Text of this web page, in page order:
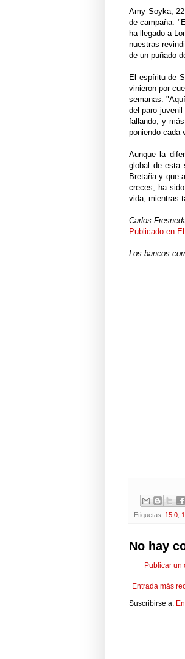
Amy Soyka,
de campaña:
ha llegado a
nuestras
de un puñado
El espíritu de
vinieron por
semanas.
del paro
fallando, y
poniendo cada
Aunque la
global de esta
Bretaña y que
creces, ha
vida, mientras
Carlos
Publicado en
Los bancos
Etiquetas: 15 0
No hay
Publicar un
Entrada más
Suscribirse a: